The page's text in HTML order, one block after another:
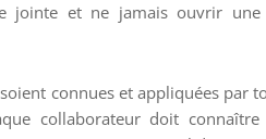
jointe et ne jamais ouvrir une
connues et appliquées par
collaborateur doit